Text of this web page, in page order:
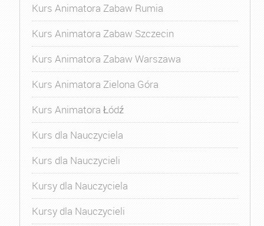
Kurs Animatora Zabaw Rumia
Kurs Animatora Zabaw Szczecin
Kurs Animatora Zabaw Warszawa
Kurs Animatora Zielona Góra
Kurs Animatora Łódź
Kurs dla Nauczyciela
Kurs dla Nauczycieli
Kursy dla Nauczyciela
Kursy dla Nauczycieli